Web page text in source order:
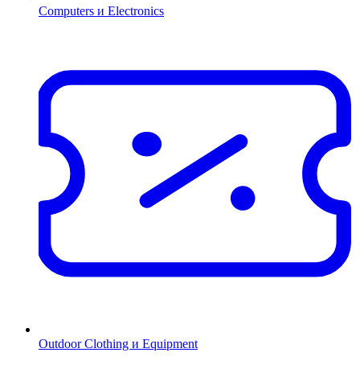
Computers и Electronics
Outdoor Clothing и Equipment